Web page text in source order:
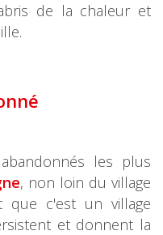
de la chaleur et
les plus
, non loin du village
que c'est un village
et donnent la